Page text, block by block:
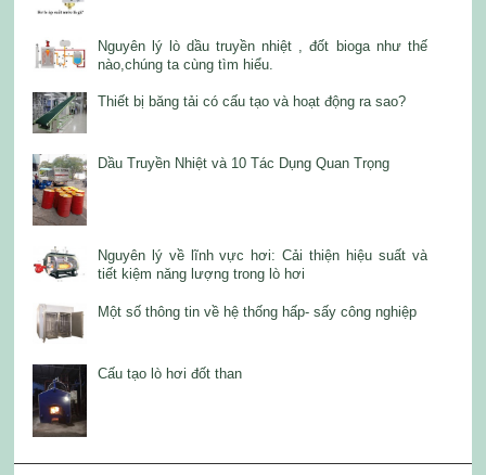
Nguyên lý lò dầu truyền nhiệt , đốt bioga như thế
nào,chúng ta cùng tìm hiểu.
Thiết bị băng tải có cấu tạo và hoạt động ra sao?
Dầu Truyền Nhiệt và 10 Tác Dụng Quan Trọng
Nguyên lý về lĩnh vực hơi: Cải thiện hiệu suất và
tiết kiệm năng lượng trong lò hơi
Một số thông tin về hệ thống hấp- sấy công nghiệp
Cấu tạo lò hơi đốt than